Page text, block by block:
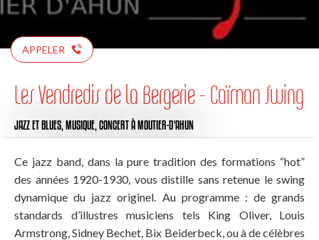
APPELER
Les Vendredis de la Bergerie - Caïman Swing
JAZZ ET BLUES, MUSIQUE, CONCERTÀ MOUTIER-D'AHUN
Ce jazz band, dans la pure tradition des formations “hot”
des années 1920-1930, vous distille sans retenue le swing
dynamique du jazz originel. Au programme : de grands
standards d’illustres musiciens tels King Oliver, Louis
Armstrong, Sidney Bechet, Bix Beiderbeck, ou à de célèbres